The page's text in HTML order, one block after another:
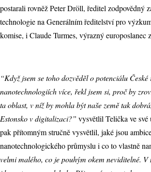
postarali rovněž Peter Dröll, ředitel zodpovědný
technologie na Generálním ředitelství pro
komise, i Claude Turmes, výrazný europoslanec
“Když jsem se toho dozvěděl o potenciálu
nanotechnologiích více, řekl jsem si, proč by
ta oblast, v níž by mohla být naše země tak
Estonsko v digitalizaci?” vysvětlil Telička ve
pak přítomným stručně vysvětlil, jaké jsou
nanotechnologického průmyslu i co to vlastně
velmi malého, co je pouhým okem neviditelné.